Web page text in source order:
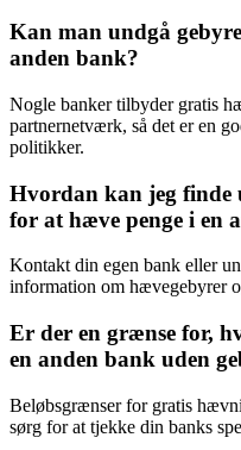
Kan man undgå
anden bank?
Nogle banker tilbyder gratis
partnernetværk, så det er en
politikker.
Hvordan kan jeg finde
for at hæve penge i en
Kontakt din egen bank eller
information om hævegebyrer
Er der en grænse for,
en anden bank uden
Beløbsgrænser for gratis
sørg for at tjekke din banks